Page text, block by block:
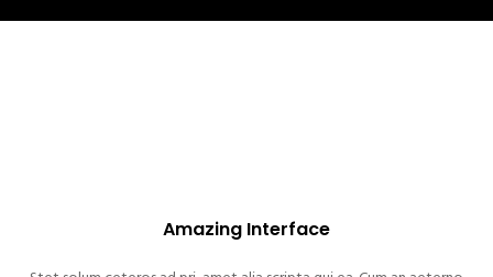
Amazing Interface